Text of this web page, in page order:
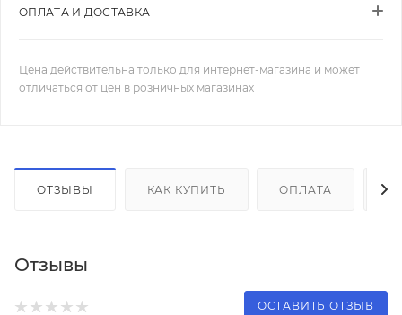
ОПЛАТА И ДОСТАВКА
Цена действительна только для интернет-магазина и может
отличаться от цен в розничных магазинах
ОТЗЫВЫ КАК КУПИТЬ ОПЛАТА
Отзывы
ОСТАВИТЬ ОТЗЫВ